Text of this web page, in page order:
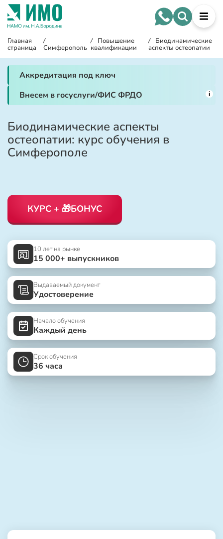
Главная
страница
/
Симферополь
/ Повышение
квалификации
/ Биодинамические
аспекты остеопатии
Аккредитация под ключ
Внесем в госуслуги/ФИС ФРДО
i
Биодинамические аспекты
остеопатии: курс обучения в
Симферополе
КУРС + 🎁БОНУС
10 лет на рынке
15 000+ выпускников
Выдаваемый документ
Удостоверение
Начало обучения
Каждый день
Срок обучения
36 часа